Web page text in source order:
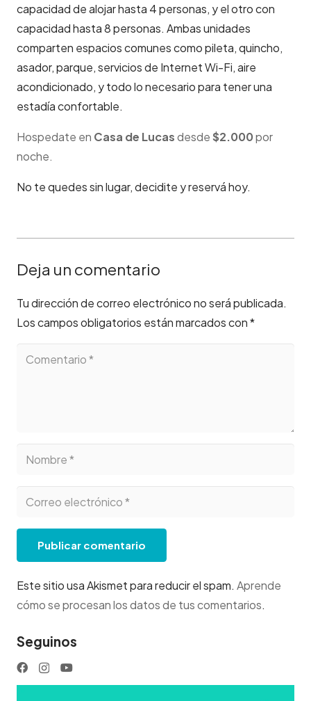
capacidad de alojar hasta 4 personas, y el otro con
capacidad hasta 8 personas. Ambas unidades
comparten espacios comunes como pileta, quincho,
asador, parque, servicios de Internet Wi-Fi, aire
acondicionado, y todo lo necesario para tener una
estadía confortable.
Hospedate en Casa de Lucasdesde $2.000por
noche.
No te quedes sin lugar, decidite y reservá hoy.
Deja un comentario
Tu dirección de correo electrónico no será publicada.
Los campos obligatorios están marcados con*
Publicar comentario
Este sitio usa Akismet para reducir el spam. Aprende
cómo se procesan los datos de tus comentarios.
Seguinos